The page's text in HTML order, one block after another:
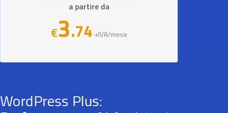
a partire da
€3.74 +IVA/mese
WordPress Plus: